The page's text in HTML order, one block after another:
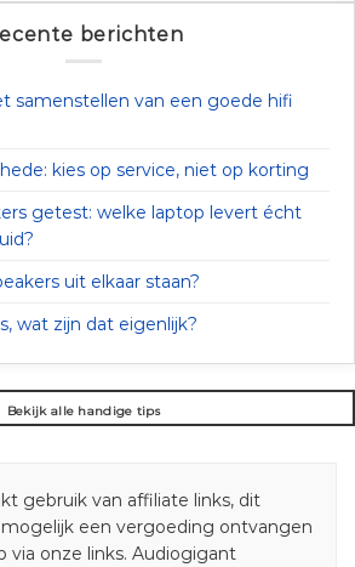
berichten
samenstellen van een goede hifi
kies op service, niet op korting
getest: welke laptop levert écht
uit elkaar staan?
wat zijn dat eigenlijk?
Bekijk alle handige tips
gebruik van affiliate links, dit
een vergoeding ontvangen
via onze links. Audiogigant